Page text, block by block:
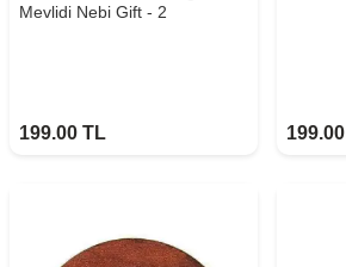
Mevlidi Nebi Gift - 2
199.00 TL 199.00